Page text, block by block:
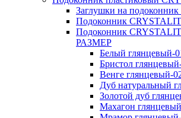
Заглушки на
Подоконник
Подоконник
РАЗМЕР
Белый глянцевый-
Бристол
Венге глянцевый-
Дуб натуральный
Золотой дуб
Махагон